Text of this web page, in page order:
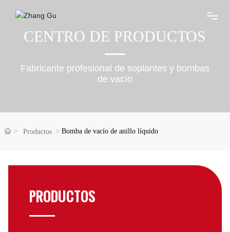
SOBRE NOSOTROS
CONTACTO
CENTRO DE PRODUCTOS
Fabricante profesional de soplantes y bombas
de vacío
Productos Bomba de vacío de anillo líquido
PRODUCTOS